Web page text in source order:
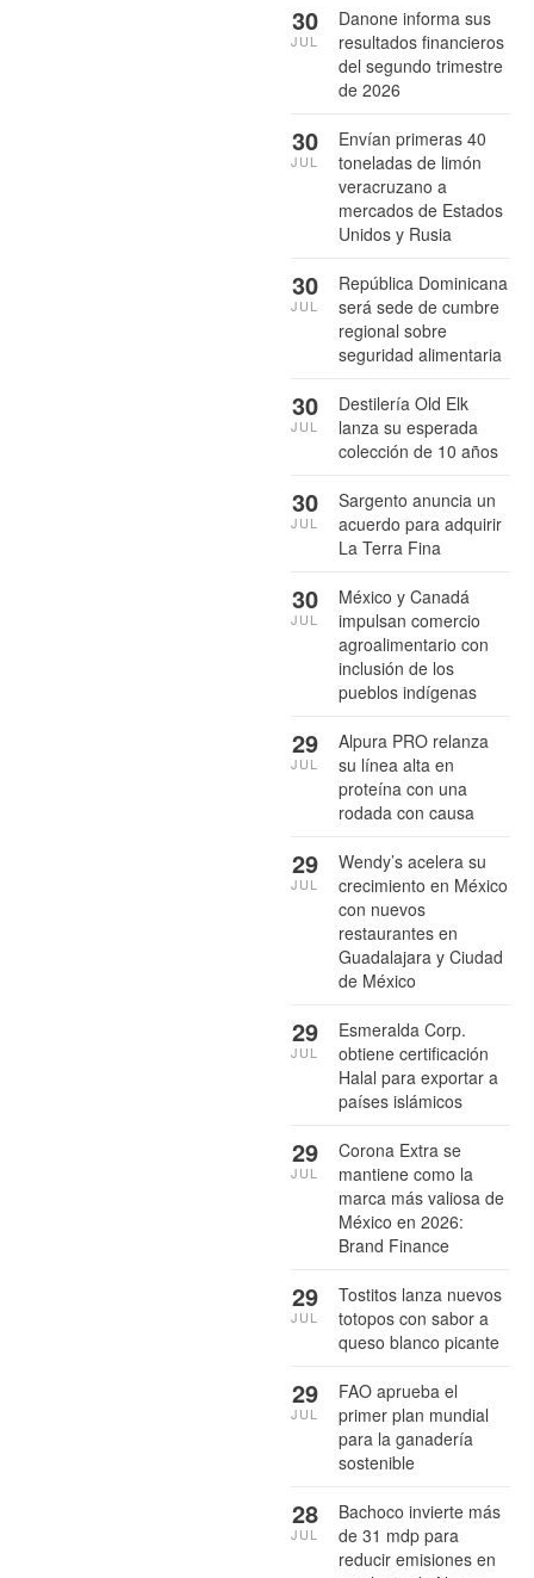
Danone informa sus
resultados financieros
del segundo trimestre
de 2026
30
JUL
Envían primeras 40
toneladas de limón
veracruzano a
mercados de Estados
Unidos y Rusia
30
JUL
República Dominicana
será sede de cumbre
regional sobre
seguridad alimentaria
30
JUL
Destilería Old Elk
lanza su esperada
colección de 10 años
30
JUL
Sargento anuncia un
acuerdo para adquirir
La Terra Fina
30
JUL
México y Canadá
impulsan comercio
agroalimentario con
inclusión de los
pueblos indígenas
30
JUL
Alpura PRO relanza
su línea alta en
proteína con una
rodada con causa
29
JUL
Wendy’s acelera su
crecimiento en México
con nuevos
restaurantes en
Guadalajara y Ciudad
de México
29
JUL
Esmeralda Corp.
obtiene certificación
Halal para exportar a
países islámicos
29
JUL
Corona Extra se
mantiene como la
marca más valiosa de
México en 2026:
Brand Finance
29
JUL
Tostitos lanza nuevos
totopos con sabor a
queso blanco picante
29
JUL
FAO aprueba el
primer plan mundial
para la ganadería
sostenible
29
JUL
Bachoco invierte más
de 31 mdp para
reducir emisiones en
28
JUL